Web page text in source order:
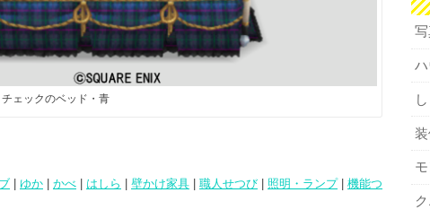
チェックのベッド・青
| ゆか | かべ | はしら | 壁かけ家具 | 職人せつび | 照明・ランプ| 機能つ